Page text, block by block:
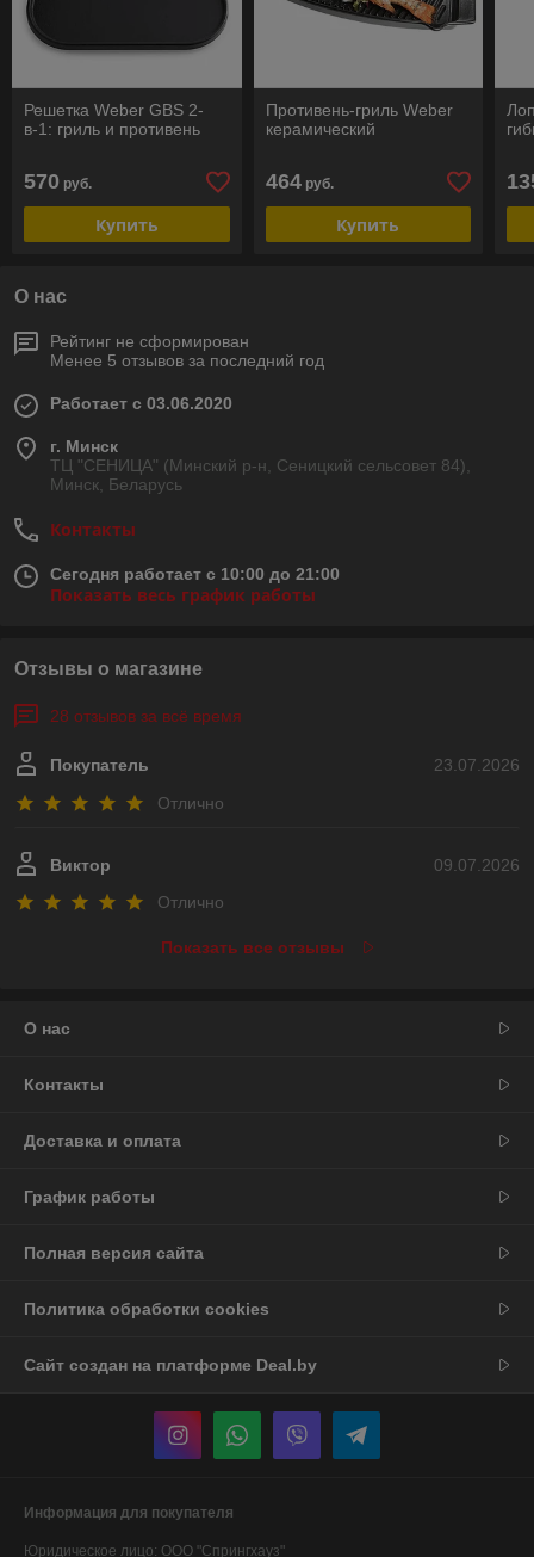
Решетка Weber GBS 2-
в-1: гриль и противень
570 руб.
Купить
Противень-гриль Weber
керамический
464руб.
Купить
О нас
Рейтинг не сформирован
Менее 5 отзывов за последний год
Работает с 03.06.2020
г. Минск
ТЦ "СЕНИЦА" (Минский р-н, Сеницкий сельсовет 84),
Минск, Беларусь
Контакты
Сегодня работает с 10:00 до 21:00
Показать весь график работы
Отзывы о магазине
28 отзывов за всё время
23.07.2026
Покупатель
Отлично
09.07.2026
Виктор
Отлично
Показать все отзывы
О нас
Контакты
Доставка и оплата
График работы
Полная версия сайта
Политика обработки cookies
Сайт создан на платформе Deal.by
Информация для покупателя
Юридическое лицо: ООО "Спрингхауз"